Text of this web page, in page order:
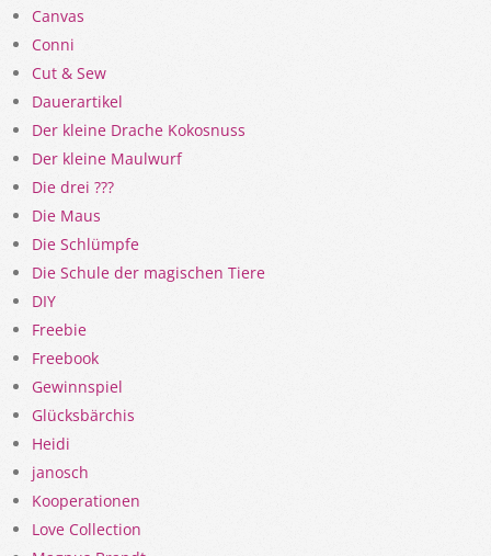
Canvas
Conni
Cut & Sew
Dauerartikel
Der kleine Drache Kokosnuss
Der kleine Maulwurf
Die drei ???
Die Maus
Die Schlümpfe
Die Schule der magischen Tiere
DIY
Freebie
Freebook
Gewinnspiel
Glücksbärchis
Heidi
janosch
Kooperationen
Love Collection